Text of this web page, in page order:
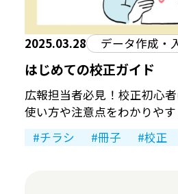
2025.03.28 データ作成・
はじめての校正ガイド
広報担当者必見！校正初心
使い方や注意点をわかりやす
チラシ
冊子 校正